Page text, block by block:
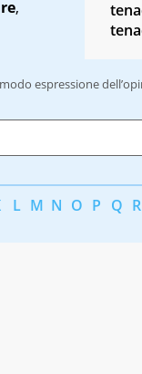
,
espressione
L M N O P Q R